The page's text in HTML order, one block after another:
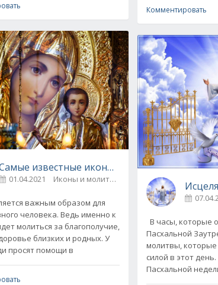
и исцеления, молитвы
0
известные иконы Божьей Матери и их
01.04.2021 Иконы и молитвы
важным образом для
человека. Ведь именно к
молиться за благополучие,
близких и родных. У
просят помощи в
Комментировать
В часы, которые
Пасхальной
молитвы,
силой в этот
Пасхальной